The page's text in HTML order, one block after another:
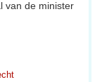
van de minister